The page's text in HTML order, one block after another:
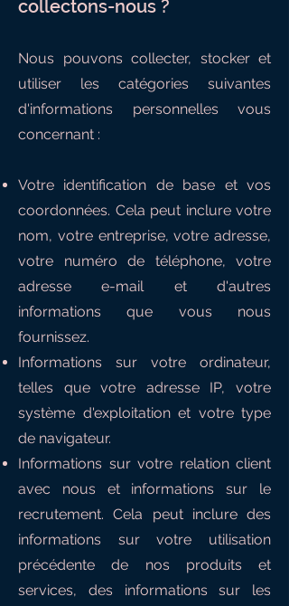
collectons-nous ?
Nous pouvons collecter, stocker et
utiliser les catégories suivantes
d'informations personnelles vous
concernant :
Votre identification de base et vos
coordonnées. Cela peut inclure votre
nom, votre entreprise, votre adresse,
votre numéro de téléphone, votre
adresse e-mail et d'autres
informations que vous nous
fournissez.
Informations sur votre ordinateur,
telles que votre adresse IP, votre
système d'exploitation et votre type
de navigateur.
Informations sur votre relation client
avec nous et informations sur le
recrutement. Cela peut inclure des
informations sur votre utilisation
précédente de nos produits et
services, des informations sur les